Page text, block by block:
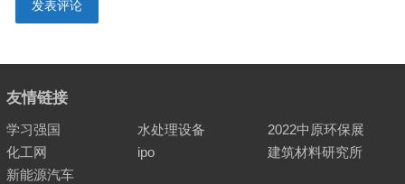
友情链接
学习强国 水处理设备
2022中原环保展
化工网
ipo
建筑材料研究所
新能源汽车